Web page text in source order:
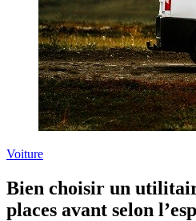
Voiture
Bien choisir un
places avant selon